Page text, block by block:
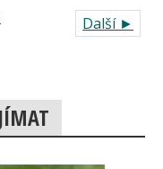
Další ►